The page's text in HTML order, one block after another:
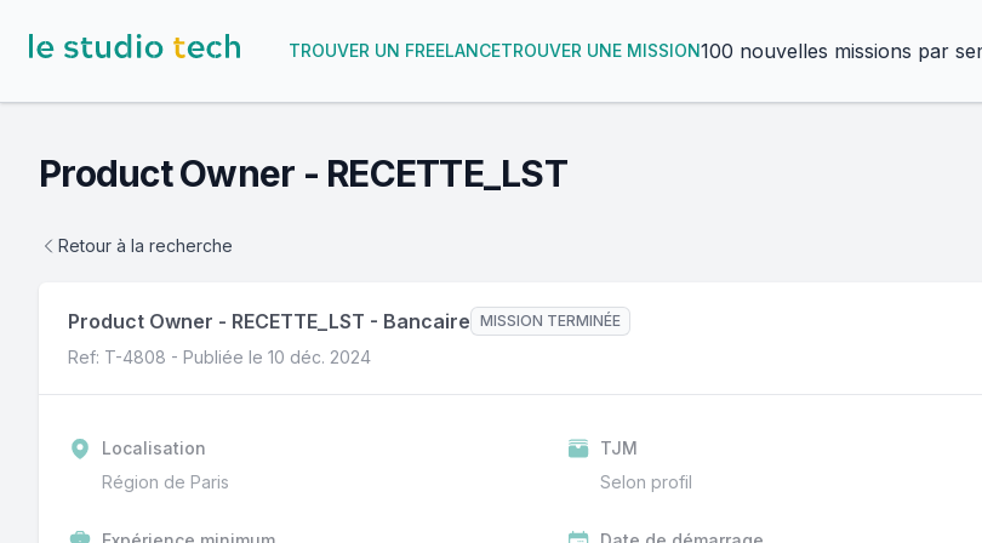
TROUVER UN FREELANCETROUVER UNE MISSION100 nouvelles missions par
Product Owner - RECETTE_LST
Retour à la recherche
Product Owner - RECETTE_LST - Bancaire MISSION TERMINÉE
Ref: T-4808 - Publiée le 10 déc. 2024
Localisation
Région de Paris
TJM
Selon profil